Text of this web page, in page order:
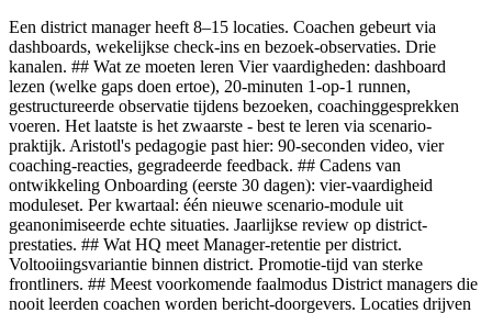
Een district manager heeft 8–15 locaties. Coachen gebeurt via
dashboards, wekelijkse check-ins en bezoek-observaties. Drie
kanalen. ## Wat ze moeten leren Vier vaardigheden: dashboard
lezen (welke gaps doen ertoe), 20-minuten 1-op-1 runnen,
gestructureerde observatie tijdens bezoeken, coachinggesprekken
voeren. Het laatste is het zwaarste - best te leren via scenario-
praktijk. Aristotl's pedagogie past hier: 90-seconden video, vier
coaching-reacties, gegradeerde feedback. ## Cadens van
ontwikkeling Onboarding (eerste 30 dagen): vier-vaardigheid
moduleset. Per kwartaal: één nieuwe scenario-module uit
geanonimiseerde echte situaties. Jaarlijkse review op district-
prestaties. ## Wat HQ meet Manager-retentie per district.
Voltooiingsvariantie binnen district. Promotie-tijd van sterke
frontliners. ## Meest voorkomende faalmodus District managers die
nooit leerden coachen worden bericht-doorgevers. Locaties drijven